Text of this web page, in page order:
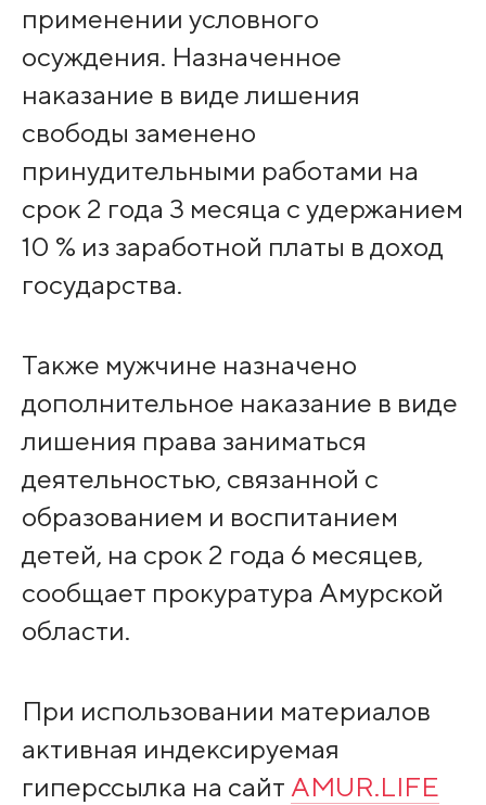
применении условного
осуждения. Назначенное
наказание в виде лишения
свободы заменено
принудительными работами на
срок 2 года 3 месяца с удержанием
10 % из заработной платы в доход
государства.
Также мужчине назначено
дополнительное наказание в виде
лишения права заниматься
деятельностью, связанной с
образованием и воспитанием
детей, на срок 2 года 6 месяцев,
сообщает прокуратура Амурской
области.
При использовании материалов
активная индексируемая
гиперссылка на сайт AMUR.LIFE